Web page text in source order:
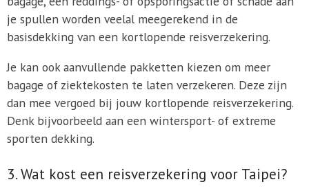
je spullen worden veelal meegerekend in de
basisdekking van een kortlopende reisverzekering.
Je kan ook aanvullende pakketten kiezen om meer
bagage of ziektekosten te laten verzekeren. Deze zijn
dan mee vergoed bij jouw kortlopende reisverzekering.
Denk bijvoorbeeld aan een wintersport- of extreme
sporten dekking.
3. Wat kost een reisverzekering voor Taipei?